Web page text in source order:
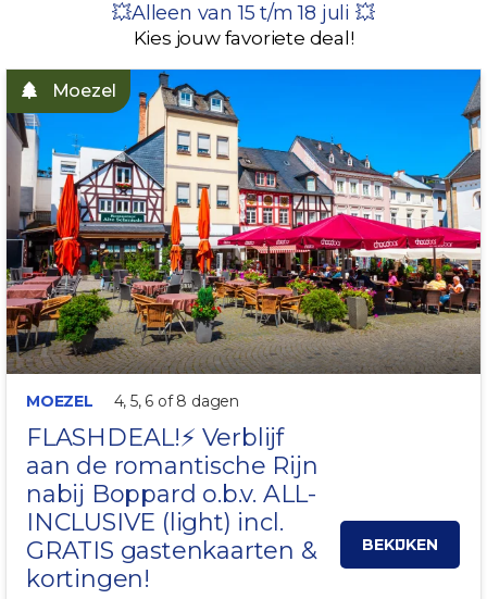
💥Alleen van 15 t/m 18 juli 💥
Kies jouw favoriete deal!
Moezel
ROMANTISCHE RIJN!
MOEZEL 4, 5, 6 of 8 dagen
FLASHDEAL!⚡ Verblijf
aan de romantische Rijn
nabij Boppard o.b.v. ALL-
INCLUSIVE (light) incl.
GRATIS gastenkaarten &
kortingen!
BEKIJKEN